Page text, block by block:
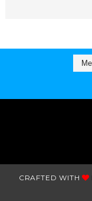
CRAFTED WITH